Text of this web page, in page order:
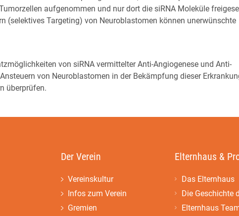
aufgenommen und nur dort die siRNA Moleküle
(selektives Targeting) von Neuroblastomen können unerwünschte
von siRNA vermittelter Anti-Angiogenese und Anti-
von Neuroblastomen in der Bekämpfung dieser
überprüfen.
Der Verein
Vereinskultur
Infos zum Verein
Gremien
Elternhaus &
Das Elternhaus
Die Geschichte
Elternhaus